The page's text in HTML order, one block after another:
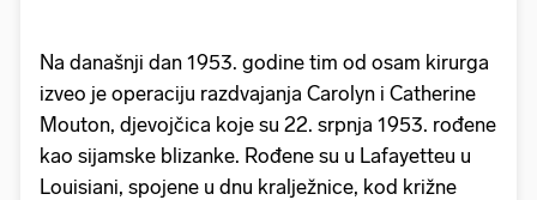
Na današnji dan 1953. godine tim od osam kirurga
izveo je operaciju razdvajanja Carolyn i Catherine
Mouton, djevojčica koje su 22. srpnja 1953. rođene
kao sijamske blizanke. Rođene su u Lafayetteu u
Louisiani, spojene u dnu kralježnice, kod križne